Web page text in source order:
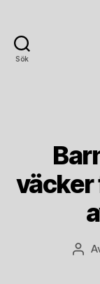
Sök
väcker